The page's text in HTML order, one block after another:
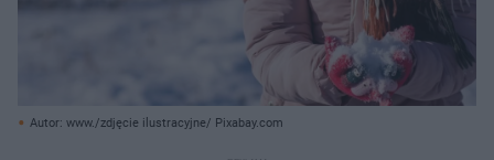
Autor: www./zdjęcie ilustracyjne/ Pixabay.com